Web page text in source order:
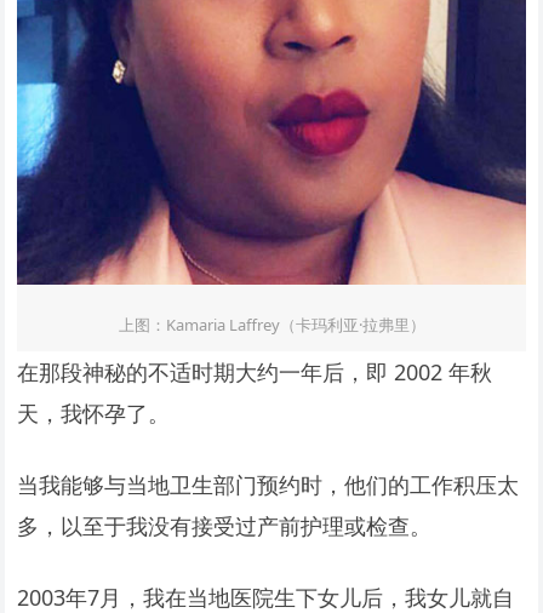
上图：Kamaria Laffrey（卡玛利亚·拉弗里）
在那段神秘的不适时期大约一年后，即 2002 年秋
天，我怀孕了。
当我能够与当地卫生部门预约时，他们的工作积压太
多，以至于我没有接受过产前护理或检查。
2003年7月，我在当地医院生下女儿后，我女儿就自